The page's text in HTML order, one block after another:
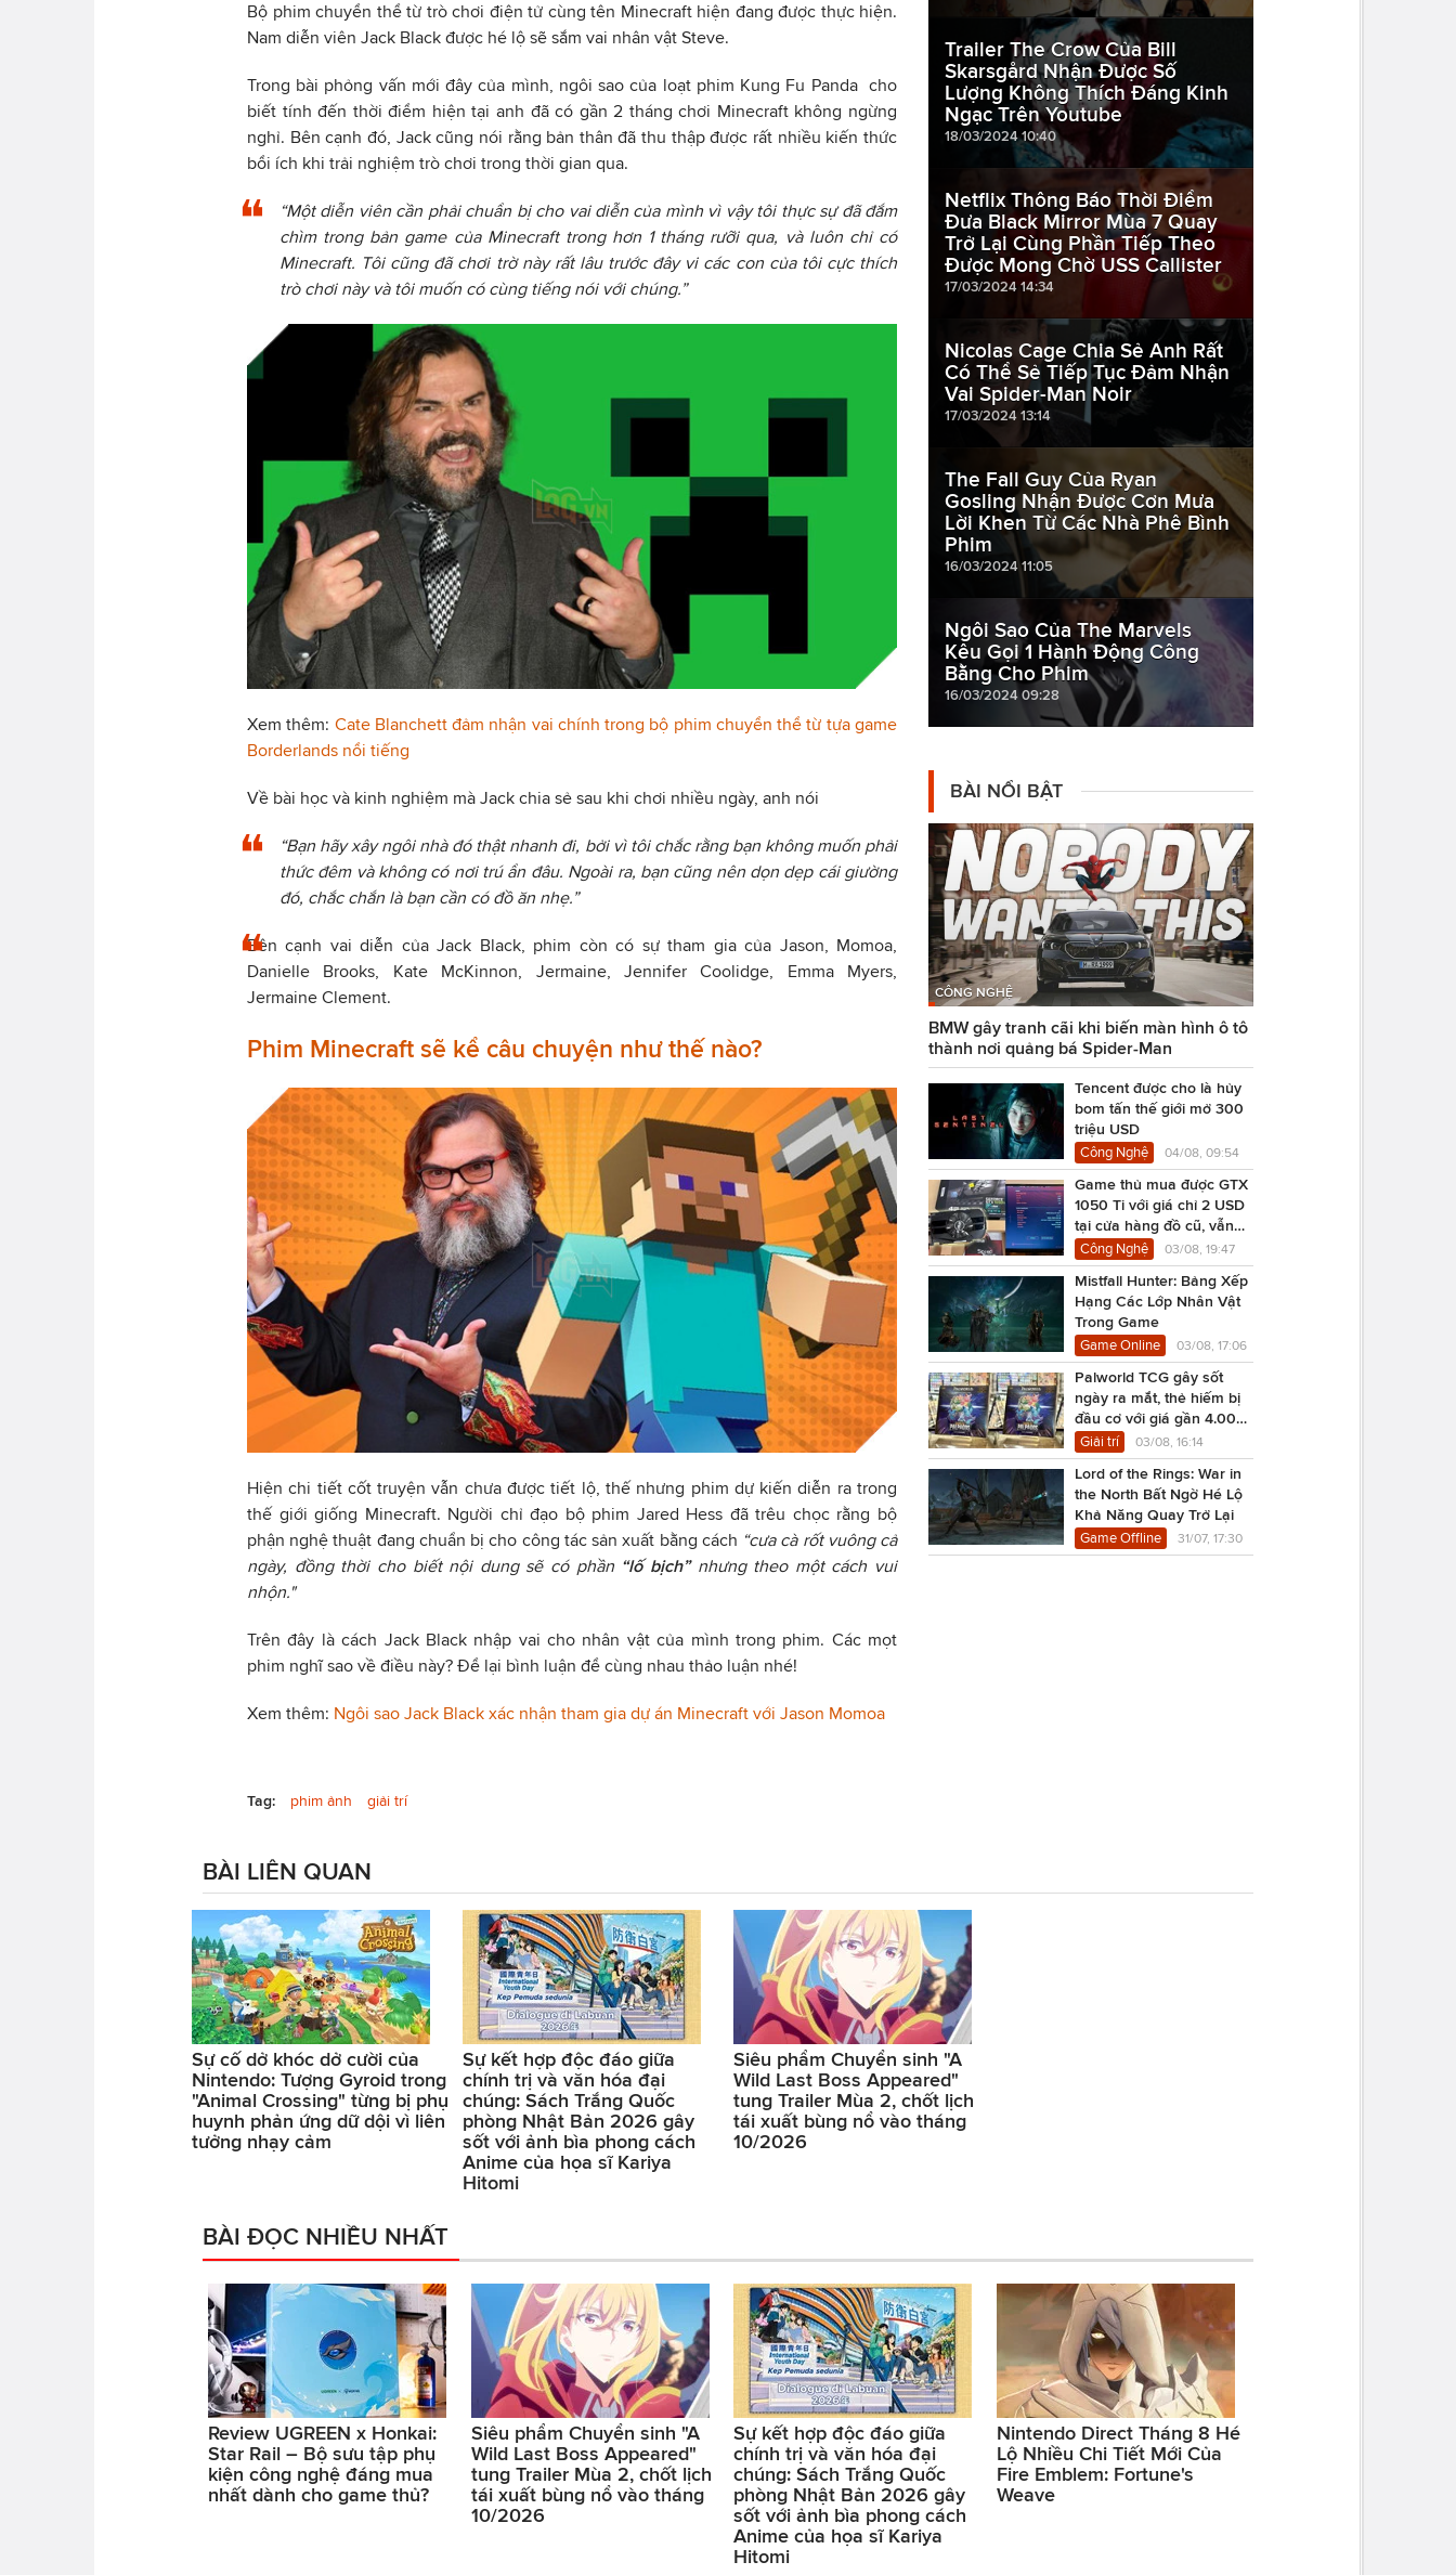
Bộ phim chuyển thể từ trò chơi điện tử cùng tên Minecraft hiện đang được thực hiện.
Nam diễn viên Jack Black được hé lộ sẽ sắm vai nhân vật Steve.
Trong bài phỏng vấn mới đây của mình, ngôi sao của loạt phim Kung Fu Panda cho
biết tính đến thời điểm hiện tại anh đã có gần 2 tháng chơi Minecraft không ngừng
nghỉ. Bên cạnh đó, Jack cũng nói rằng bản thân đã thu thập được rất nhiều kiến thức
bổi ích khi trải nghiệm trò chơi trong thời gian qua.
“Một diễn viên cần phải chuẩn bị cho vai diễn của mình vì vậy tôi thực sự đã đắm
chìm trong bản game của Minecraft trong hơn 1 tháng rưỡi qua, và luôn chỉ có
Minecraft. Tôi cũng đã chơi trờ này rất lâu trước đây vi các con của tôi cực thích
trò chơi này và tôi muốn có cùng tiếng nói với chúng.”
Xem thêm: Cate Blanchett đảm nhận vai chính trong bộ phim chuyển thể từ tựa game
Borderlands nổi tiếng
Về bài học và kinh nghiệm mà Jack chia sẻ sau khi chơi nhiều ngày, anh nói
“Bạn hãy xây ngôi nhà đó thật nhanh đi, bởi vì tôi chắc rằng bạn không muốn phải
thức đêm và không có nơi trú ẩn đâu. Ngoài ra, bạn cũng nên dọn dẹp cái giường
đó, chắc chắn là bạn cần có đồ ăn nhẹ.”
Bên cạnh vai diễn của Jack Black, phim còn có sự tham gia của Jason, Momoa,
Danielle Brooks, Kate McKinnon, Jermaine, Jennifer Coolidge, Emma Myers,
Jermaine Clement.
Phim Minecraft sẽ kể câu chuyện như thế nào?
Hiện chi tiết cốt truyện vẫn chưa được tiết lộ, thế nhưng phim dự kiến diễn ra trong
thế giới giống Minecraft. Người chỉ đạo bộ phim Jared Hess đã trêu chọc rằng bộ
phận nghệ thuật đang chuẩn bị cho công tác sản xuất bằng cách “cưa cà rốt vuông cả
ngày, đồng thời cho biết nội dung sẽ có phần“lố bịch” nhưng theo một cách vui
nhộn."
Trên đây là cách Jack Black nhập vai cho nhân vật của mình trong phim. Các mọt
phim nghĩ sao về điều này? Để lại bình luận để cùng nhau thảo luận nhé!
Xem thêm: Ngôi sao Jack Black xác nhận tham gia dự án Minecraft với Jason Momoa
Tag: phim ảnh giải trí
Trailer The Crow Của Bill
Skarsgård Nhận Được Số
Lượng Không Thích Đáng Kinh
Ngạc Trên Youtube
18/03/2024 10:40
Netflix Thông Báo Thời Điểm
Đưa Black Mirror Mùa 7 Quay
Trở Lại Cùng Phần Tiếp Theo
Được Mong Chờ USS Callister
17/03/2024 14:34
Nicolas Cage Chia Sẻ Anh Rất
Có Thể Sẻ Tiếp Tục Đảm Nhận
Vai Spider-Man Noir
17/03/2024 13:14
The Fall Guy Của Ryan
Gosling Nhận Được Cơn Mưa
Lời Khen Từ Các Nhà Phê Bình
Phim
16/03/2024 11:05
Ngôi Sao Của The Marvels
Kêu Gọi 1 Hành Động Công
Bằng Cho Phim
16/03/2024 09:28
BÀI NỔI BẬT
CÔNG NGHỆ
BMW gây tranh cãi khi biến màn hình ô tô
thành nơi quảng bá Spider-Man
Tencent được cho là hủy
bom tấn thế giới mở 300
triệu USD
Công Nghệ 04/08, 09:54
Game thủ mua được GTX
1050 Ti với giá chỉ 2 USD
tại cửa hàng đồ cũ, vẫn
chạy Cyberpunk 2077
Công Nghệ 03/08, 19:47
Mistfall Hunter: Bảng Xếp
Hạng Các Lớp Nhân Vật
Trong Game
Game Online 03/08, 17:06
Palworld TCG gây sốt
ngày ra mắt, thẻ hiếm bị
đầu cơ với giá gần 4.000
USD
Giải trí 03/08, 16:14
Lord of the Rings: War in
the North Bất Ngờ Hé Lộ
Khả Năng Quay Trở Lại
Game Offline 31/07, 17:30
BÀI LIÊN QUAN
Sự cố dở khóc dở cười của
Nintendo: Tượng Gyroid trong
"Animal Crossing" từng bị phụ
huynh phản ứng dữ dội vì liên
tưởng nhạy cảm
Sự kết hợp độc đáo giữa
chính trị và văn hóa đại
chúng: Sách Trắng Quốc
phòng Nhật Bản 2026 gây
sốt với ảnh bìa phong cách
Anime của họa sĩ Kariya
Hitomi
Siêu phẩm Chuyển sinh "A
Wild Last Boss Appeared"
tung Trailer Mùa 2, chốt lịch
tái xuất bùng nổ vào tháng
10/2026
BÀI ĐỌC NHIỀU NHẤT
Review UGREEN x Honkai:
Star Rail – Bộ sưu tập phụ
kiện công nghệ đáng mua
nhất dành cho game thủ?
Siêu phẩm Chuyển sinh "A
Wild Last Boss Appeared"
tung Trailer Mùa 2, chốt lịch
tái xuất bùng nổ vào tháng
10/2026
Sự kết hợp độc đáo giữa
chính trị và văn hóa đại
chúng: Sách Trắng Quốc
phòng Nhật Bản 2026 gây
sốt với ảnh bìa phong cách
Anime của họa sĩ Kariya
Hitomi
Nintendo Direct Tháng 8 Hé
Lộ Nhiều Chi Tiết Mới Của
Fire Emblem: Fortune's
Weave